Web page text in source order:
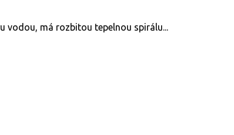
vodou, má rozbitou tepelnou spirálu...